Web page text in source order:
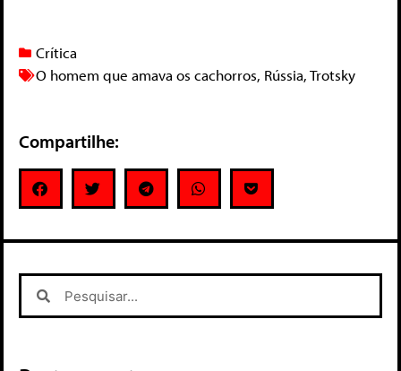
Crítica
O homem que amava os cachorros, Rússia,Trotsky
Compartilhe: